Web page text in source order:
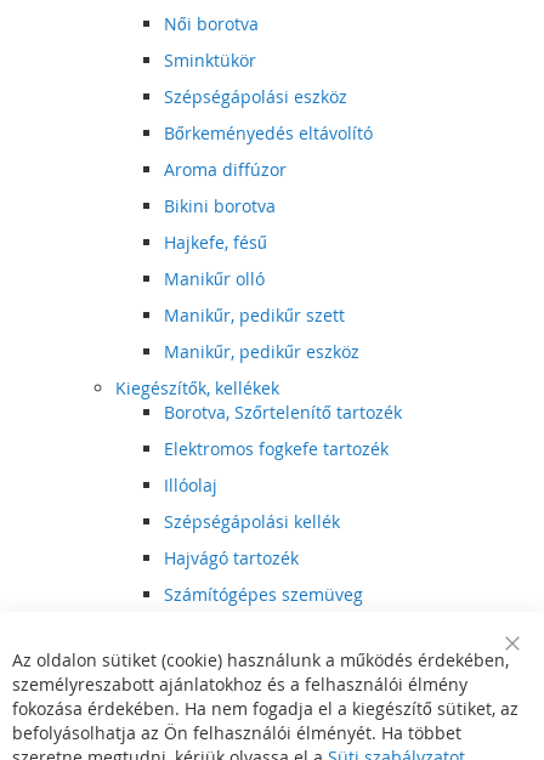
Női borotva
Sminktükör
Szépségápolási eszköz
Bőrkeményedés eltávolító
Aroma diffúzor
Bikini borotva
Hajkefe, fésű
Manikűr olló
Manikűr, pedikűr szett
Manikűr, pedikűr eszköz
Kiegészítők, kellékek
Borotva, Szőrtelenítő tartozék
Elektromos fogkefe tartozék
Illóolaj
Szépségápolási kellék
Hajvágó tartozék
Számítógépes szemüveg
Hajvágó kiegészítő
Szórakoztató elektronika
Multimédia
DVD, BluRay lejátszó
Bar
Az oldalon sütiket (cookie) használunk a működés érdekében,
személyreszabott ajánlatokhoz és a felhasználói élmény
fokozása érdekében. Ha nem fogadja el a kiegészítő sütiket, az
befolyásolhatja az Ön felhasználói élményét. Ha többet